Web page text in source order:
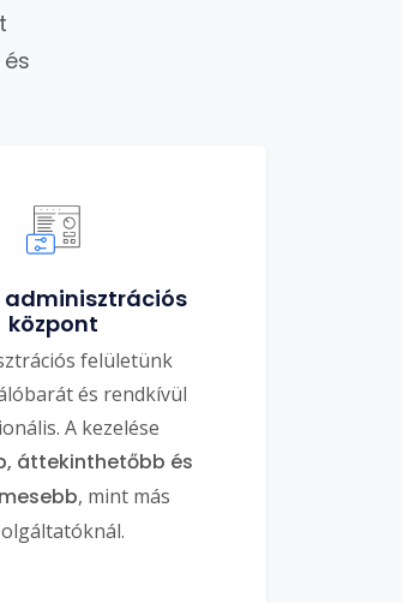
központ
felületünk
és rendkívül
A kezelése
áttekinthetőbb és
, mint más